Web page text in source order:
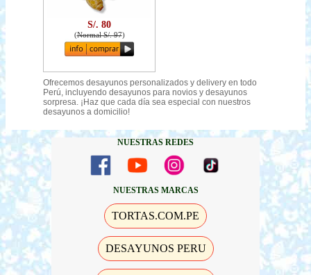
S/. 80
(Normal S/. 97)
Ofrecemos desayunos personalizados y delivery en todo
Perú, incluyendo desayunos para novios y desayunos
sorpresa. ¡Haz que cada día sea especial con nuestros
desayunos a domicilio!
NUESTRAS REDES
NUESTRAS MARCAS
TORTAS.COM.PE
DESAYUNOS PERU